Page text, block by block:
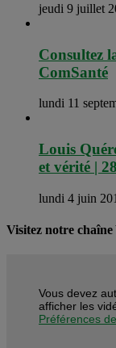
jeudi 9 juillet
Consultez
ComSanté
lundi 11
Louis
et vérité |
lundi 4 juin
Visitez notre chaîne
Vous devez
afficher les
Préférences